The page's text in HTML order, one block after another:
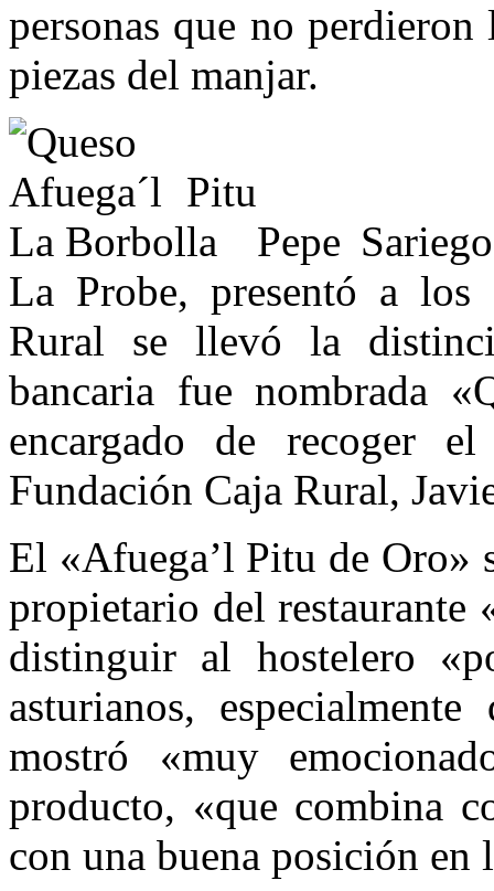
personas que no
piezas del manjar.
Pepe
La Probe, presentó a los
Rural se llevó la
bancaria fue nombrada
encargado de recoger
Fundación Caja Rural,
El «Afuega’l Pitu de
propietario del restaurante
distinguir al hostelero
asturianos,
mostró «muy
producto, «que combina
con una buena posición en